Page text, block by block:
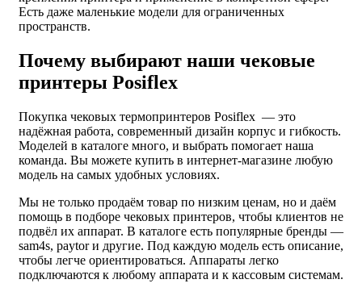
Есть даже маленькие модели для ограниченных
пространств.
Почему выбирают наши чековые
принтеры Posiflex
Покупка чековых термопринтеров Posiflex — это
надёжная работа, современный дизайн корпус и гибкость.
Моделей в каталоге много, и выбрать помогает наша
команда. Вы можете купить в интернет-магазине любую
модель на самых удобных условиях.
Мы не только продаём товар по низким ценам, но и даём
помощь в подборе чековых принтеров, чтобы клиентов не
подвёл их аппарат. В каталоге есть популярные бренды —
sam4s, paytor и другие. Под каждую модель есть описание,
чтобы легче ориентироваться. Аппараты легко
подключаются к любому аппарата и к кассовым системам.